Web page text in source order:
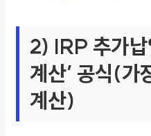
2) IRP 추가납
계산’ 공식(가
계산)